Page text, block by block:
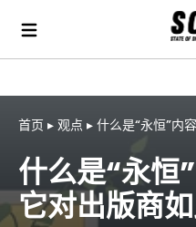
首页 ▸ 观点 ▸ 什么是“永恒”内
什么是“永恒
它对出版商